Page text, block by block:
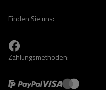
Finden Sie uns:
Zahlungsmethoden: